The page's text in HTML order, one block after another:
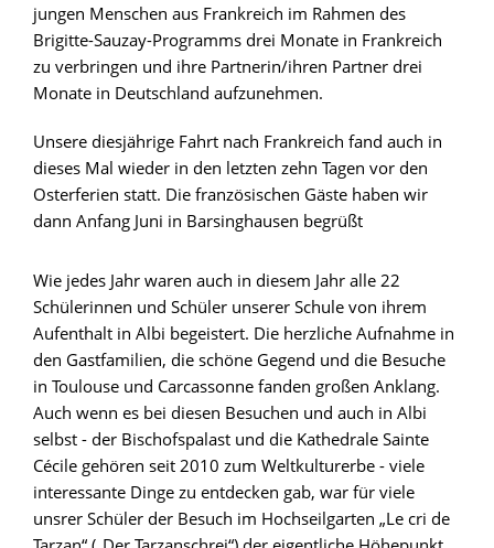
jungen Menschen aus Frankreich im Rahmen des
Brigitte-Sauzay-Programms drei Monate in Frankreich
zu verbringen und ihre Partnerin/ihren Partner drei
Monate in Deutschland aufzunehmen.
Unsere diesjährige Fahrt nach Frankreich fand auch in
dieses Mal wieder in den letzten zehn Tagen vor den
Osterferien statt. Die französischen Gäste haben wir
dann Anfang Juni in Barsinghausen begrüßt
Wie jedes Jahr waren auch in diesem Jahr alle 22
Schülerinnen und Schüler unserer Schule von ihrem
Aufenthalt in Albi begeistert. Die herzliche Aufnahme in
den Gastfamilien, die schöne Gegend und die Besuche
in Toulouse und Carcassonne fanden großen Anklang.
Auch wenn es bei diesen Besuchen und auch in Albi
selbst - der Bischofspalast und die Kathedrale Sainte
Cécile gehören seit 2010 zum Weltkulturerbe - viele
interessante Dinge zu entdecken gab, war für viele
unsrer Schüler der Besuch im Hochseilgarten „Le cri de